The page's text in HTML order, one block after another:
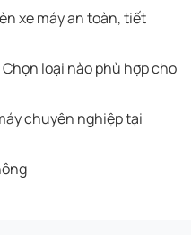
xe máy an toàn, tiết
loại nào phù hợp cho
chuyên nghiệp tại